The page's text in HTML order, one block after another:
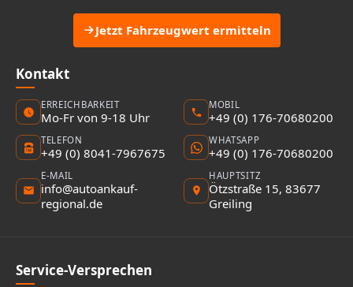
Jetzt Fahrzeugwert ermitteln
Kontakt
ERREICHBARKEIT
Mo-Fr von 9-18 Uhr
MOBIL
+49 (0) 176-70680200
TELEFON
+49 (0) 8041-7967675
WHATSAPP
+49 (0) 176-70680200
E-MAIL
info@autoankauf-
regional.de
HAUPTSITZ
Ötzstraße 15, 83677
Greiling
Service-Versprechen